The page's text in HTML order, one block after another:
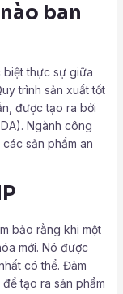
ban
biệt thực sự giữa
trình sản xuất tốt
được tạo ra bởi
Ngành công
sản phẩm an
bảo rằng khi một
mới. Nó được
có thể. Đảm
tạo ra sản phẩm